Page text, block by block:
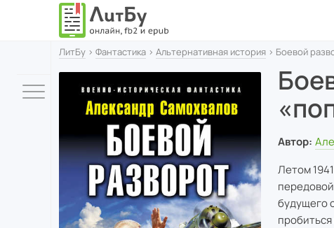
ЛитБу › Фантастика › Альтернативная история › Боевой
Автор:
Летом
будущего